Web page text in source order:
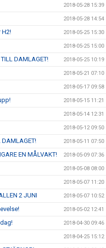
2018-05-28 15:39
2018-05-28 14:54
2018-05-25 15:30
2018-05-25 15:00
DAMLAGET! 2018-05-25 10:19
2018-05-21 07:10
2018-05-17 09:58
2018-05-15 11:21
2018-05-14 12:31
2018-05-12 09:50
DAMLAGET! 2018-05-11 07:50
EN MÅLVAKT! 2018-05-09 07:36
2018-05-08 08:00
2018-05-07 11:20
2 JUNI 2018-05-07 10:52
2018-05-02 12:41
2018-04-30 09:46
2018-04-25 15:12